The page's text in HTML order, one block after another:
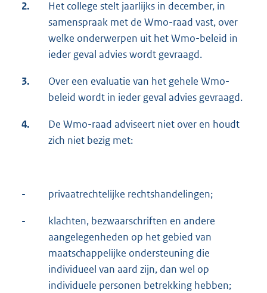
2.
Het college stelt jaarlijks in december, in
samenspraak met de Wmo-raad vast, over
welke onderwerpen uit het Wmo-beleid in
ieder geval advies wordt gevraagd.
3.
Over een evaluatie van het gehele Wmo-
beleid wordt in ieder geval advies gevraagd.
4.
De Wmo-raad adviseert niet over en houdt
zich niet bezig met:
- privaatrechtelijke rechtshandelingen;
-
klachten, bezwaarschriften en andere
aangelegenheden op het gebied van
maatschappelijke ondersteuning die
individueel van aard zijn, dan wel op
individuele personen betrekking hebben;